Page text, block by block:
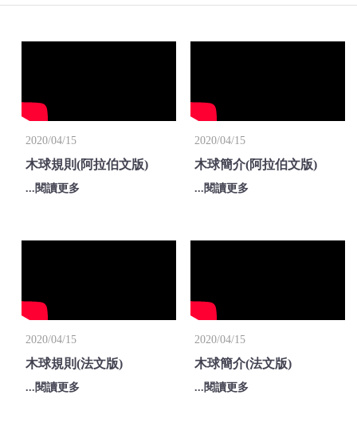
2020/04/15
木球規則(阿拉伯文版)
...閱讀更多
2020/04/15
木球簡介(阿拉伯文版)
...閱讀更多
2020/04/15
木球規則(法文版)
...閱讀更多
2020/04/15
木球簡介(法文版)
...閱讀更多